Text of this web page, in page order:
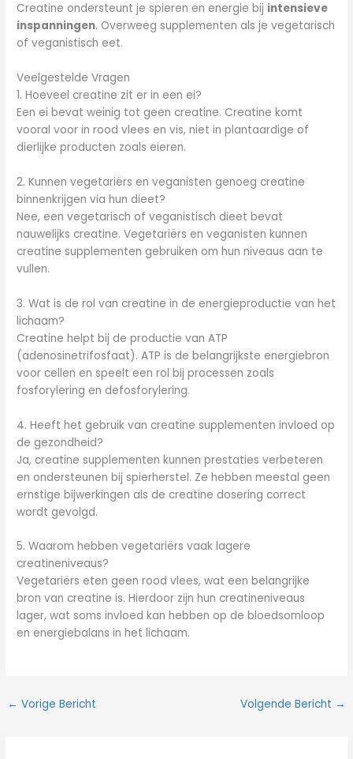
Creatine ondersteunt je spieren en energie bij intensieve
inspanningen. Overweeg supplementen als je vegetarisch
of veganistisch eet.
Veelgestelde Vragen
1. Hoeveel creatine zit er in een ei?
Een ei bevat weinig tot geen creatine. Creatine komt
vooral voor in rood vlees en vis, niet in plantaardige of
dierlijke producten zoals eieren.
2. Kunnen vegetariërs en veganisten genoeg creatine
binnenkrijgen via hun dieet?
Nee, een vegetarisch of veganistisch dieet bevat
nauwelijks creatine. Vegetariërs en veganisten kunnen
creatine supplementen gebruiken om hun niveaus aan te
vullen.
3. Wat is de rol van creatine in de energieproductie van het
lichaam?
Creatine helpt bij de productie van ATP
(adenosinetrifosfaat). ATP is de belangrijkste energiebron
voor cellen en speelt een rol bij processen zoals
fosforylering en defosforylering.
4. Heeft het gebruik van creatine supplementen invloed op
de gezondheid?
Ja, creatine supplementen kunnen prestaties verbeteren
en ondersteunen bij spierherstel. Ze hebben meestal geen
ernstige bijwerkingen als de creatine dosering correct
wordt gevolgd.
5. Waarom hebben vegetariërs vaak lagere
creatineniveaus?
Vegetariërs eten geen rood vlees, wat een belangrijke
bron van creatine is. Hierdoor zijn hun creatineniveaus
lager, wat soms invloed kan hebben op de bloedsomloop
en energiebalans in het lichaam.
← Vorige Bericht Volgende Bericht →